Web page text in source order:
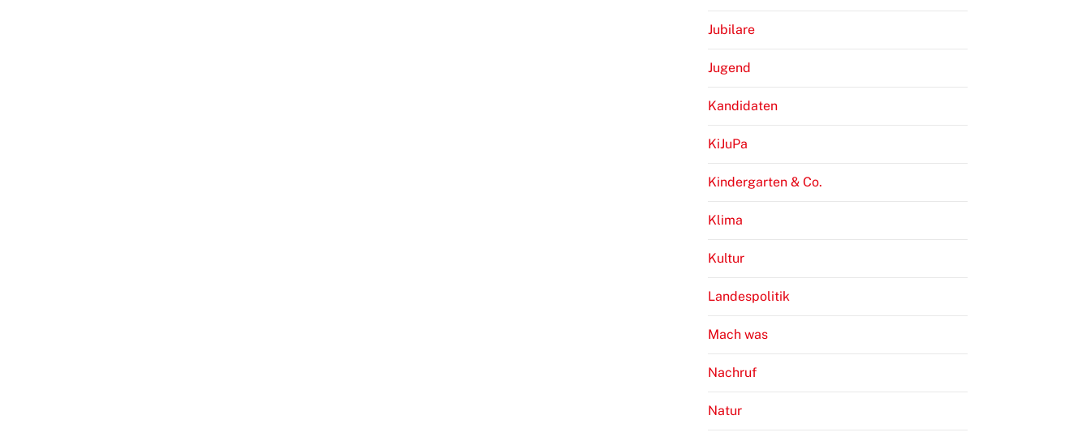
Jubilare
Jugend
Kandidaten
KiJuPa
Kindergarten & Co.
Klima
Kultur
Landespolitik
Mach was
Nachruf
Natur